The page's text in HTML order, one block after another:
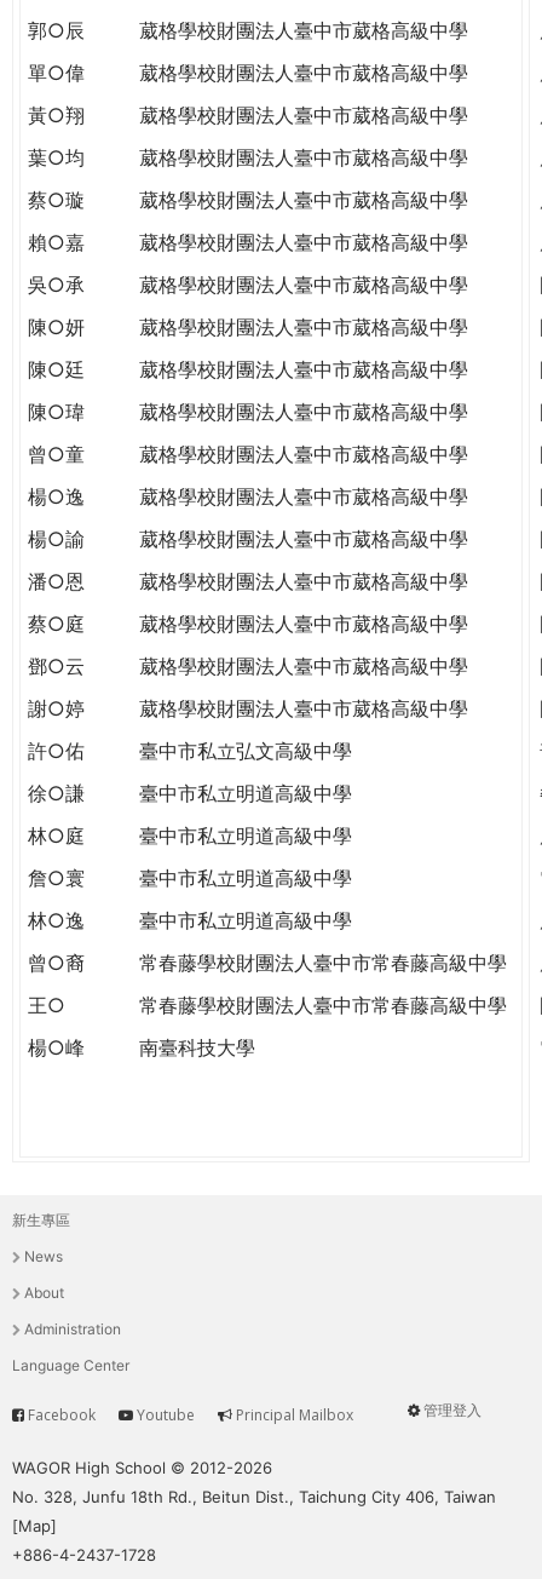
郭○辰 葳格學校財團法人臺中市葳格高級中學
單○偉
葳格學校財團法人臺中市葳格高級中學
黃○翔
葳格學校財團法人臺中市葳格高級中學
葉○均
葳格學校財團法人臺中市葳格高級中學
蔡○璇
葳格學校財團法人臺中市葳格高級中學
賴○嘉
葳格學校財團法人臺中市葳格高級中學
吳○承
葳格學校財團法人臺中市葳格高級中學
陳○妍
葳格學校財團法人臺中市葳格高級中學
陳○廷
葳格學校財團法人臺中市葳格高級中學
陳○瑋
葳格學校財團法人臺中市葳格高級中學
曾○童
葳格學校財團法人臺中市葳格高級中學
楊○逸
葳格學校財團法人臺中市葳格高級中學
楊○諭
葳格學校財團法人臺中市葳格高級中學
潘○恩
葳格學校財團法人臺中市葳格高級中學
蔡○庭
葳格學校財團法人臺中市葳格高級中學
鄧○云
葳格學校財團法人臺中市葳格高級中學
謝○婷
葳格學校財團法人臺中市葳格高級中學
許○佑
臺中市私立弘文高級中學
徐○謙
臺中市私立明道高級中學
林○庭
臺中市私立明道高級中學
詹○寰
臺中市私立明道高級中學
林○逸
臺中市私立明道高級中學
曾○裔
常春藤學校財團法人臺中市常春藤高級中學
王○
常春藤學校財團法人臺中市常春藤高級中學
楊○峰
南臺科技大學
主
選
單
新生專區
News
About
Administration
Language Center
User
管理登入
Service
Facebook Youtube Principal Mailbox
WAGOR High School © 2012-2026
No. 328, Junfu 18th Rd., Beitun Dist., Taichung City 406, Taiwan
[Map]
+886-4-2437-1728